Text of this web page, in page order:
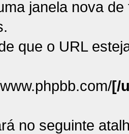
janela nova
que o URL
[/
no seguinte